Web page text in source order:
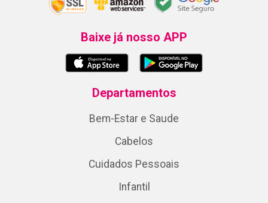
Baixe já nosso APP
Departamentos
Bem-Estar e Saude
Cabelos
Cuidados Pessoais
Infantil